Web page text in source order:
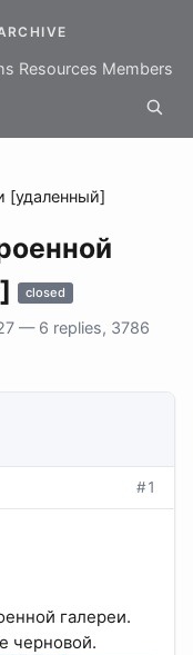
Resources Members
[удаленный]
closed
— 6 replies, 3786
#1
галереи.
черновой.